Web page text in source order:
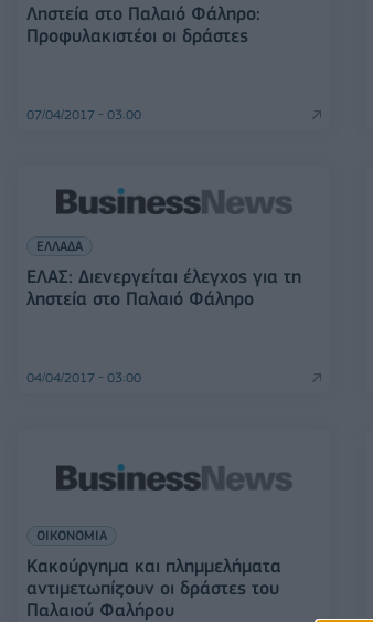
Ληστεία στο Παλαιό Φάληρο:
Προφυλακιστέοι οι δράστες
07/04/2017 - 03:00
ΕΛΛΑΔΑ
ΕΛΑΣ: Διενεργείται έλεγχος για τη
ληστεία στο Παλαιό Φάληρο
04/04/2017 - 03:00
ΟΙΚΟΝΟΜΙΑ
Κακούργημα και πλημμελήματα
αντιμετωπίζουν οι δράστες του
Παλαιού Φαλήρου